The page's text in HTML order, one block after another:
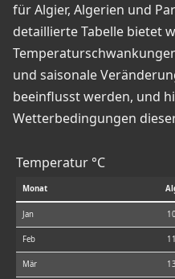
für Algier, Algerien und
detaillierte Tabelle bietet
und saisonale
beeinflusst werden, und
Wetterbedingungen
Temperatur °C
Monat
Jan
Feb
Mär